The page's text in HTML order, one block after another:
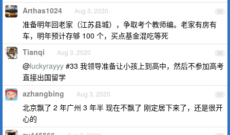
35
Arthas1024 Aug 3, 2020
准备明年回老家（江苏县城），争取考个教师编。老家有房有
车，明年预计存够 100 个，买点基金混吃等死
36
Tianqi Aug 3, 2020
@luckyrayyy #33 我领导准备让小孩上到高中，然后不参加高考
直接出国留学
37
azhangbing Aug 3, 2020
北京飘了 2 年广州 3 年半 现在不飘了 刚定居下来了，还是很开
心的